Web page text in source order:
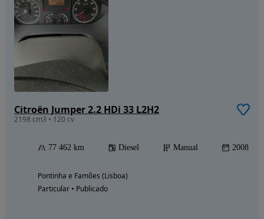
Citroën Jumper 2.2 HDi 33 L2H2
2198 cm3 • 120 cv
77 462 km Diesel Manual 2008
Pontinha e Famões (Lisboa)
Particular • Publicado